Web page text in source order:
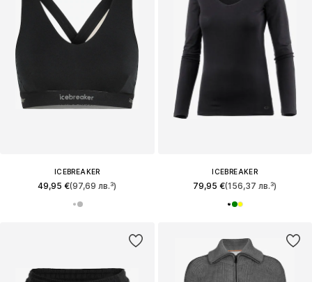
ICEBREAKER
49,95 €(97,69 лв.³)
ICEBREAKER
79,95 €(156,37 лв.³)